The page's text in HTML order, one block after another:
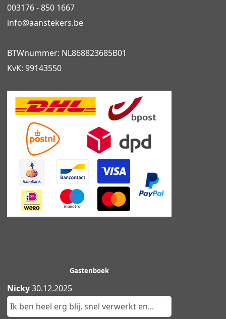
003176 - 850 1667
info@aanstekers.be
BTWnummer: NL868823685B01
KvK: 99143550
Gastenboek
Nicky30.12.2025
Ik ben heel erg blij, snel verwerkt en...